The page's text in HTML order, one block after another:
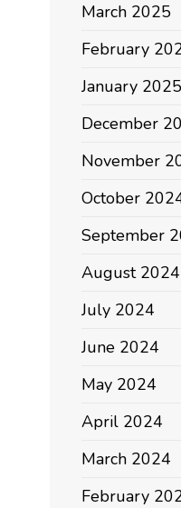
March 2025
February
January 2025
December
November
October
September
August 2024
July 2024
June 2024
May 2024
April 2024
March 2024
February